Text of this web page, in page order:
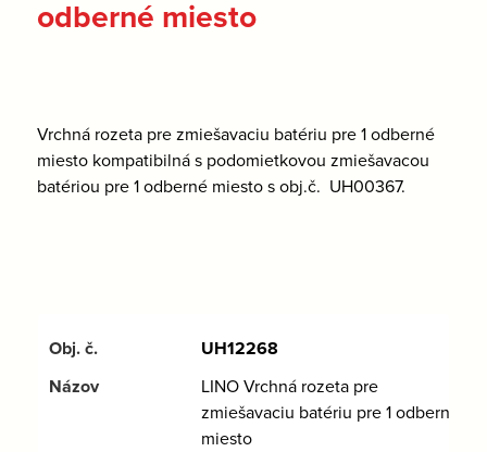
odberné miesto
Vrchná rozeta pre zmiešavaciu batériu pre 1 odberné
miesto kompatibilná s podomietkovou zmiešavacou
batériou pre 1 odberné miesto s obj.č. UH00367.
UH12268
LINO Vrchná rozeta pre
zmiešavaciu batériu pre 1 odberné
miesto